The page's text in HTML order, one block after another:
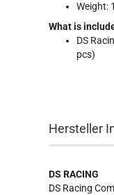
Weight:
What is
DS
pcs)
Hersteller
DS RACING
DS Racing